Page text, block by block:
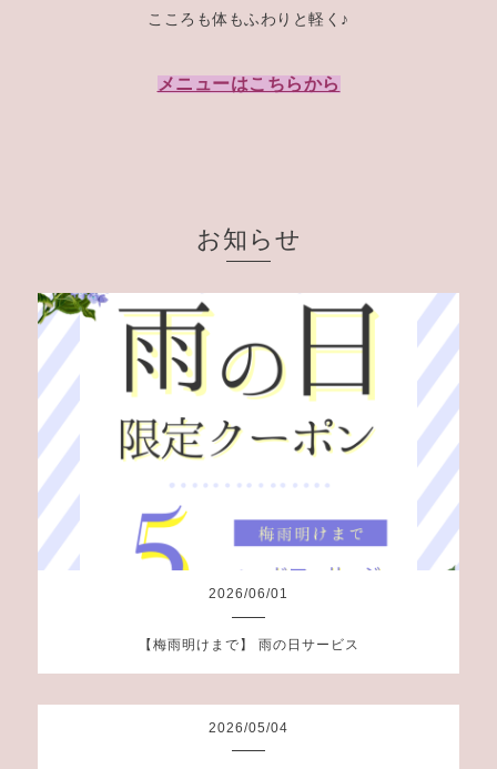
こころも体もふわりと軽く♪
メニューはこちらから
お知らせ
2026/06/01
【梅雨明けまで】 雨の日サービス
2026/05/04